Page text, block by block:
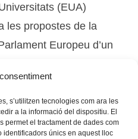
s’utilitzen tecnologies com ara les
a la informació del dispositiu. El
permet el tractament de dades com
identificadors únics en aquest lloc
(EUA)
les propostes de la
Europeu d’un
per tothom».